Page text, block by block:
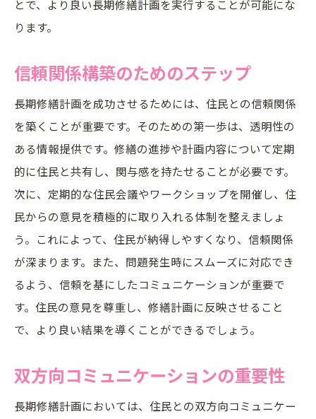
とで、より良い長期修繕計画を実行することが可能にな
ります。
信頼関係構築のためのステップ
長期修繕計画を成功させるためには、住民との信頼関係
を築くことが重要です。そのための第一歩は、透明性の
ある情報提供です。修繕の進捗や計画内容について定期
的に住民と共有し、関与感を持たせることが必要です。
次に、定期的な住民会議やワークショップを開催し、住
民からの意見を積極的に取り入れる体制を整えましょ
う。これによって、住民が納得しやすくなり、信頼関係
が深まります。また、問題発生時にスムーズに対応でき
るよう、信頼を基にしたコミュニケーションが重要で
す。住民の意見を尊重し、修繕計画に反映させること
で、より良い結果を導くことができるでしょう。
双方向コミュニケーションの重要性
長期修繕計画においては、住民との双方向コミュニケー